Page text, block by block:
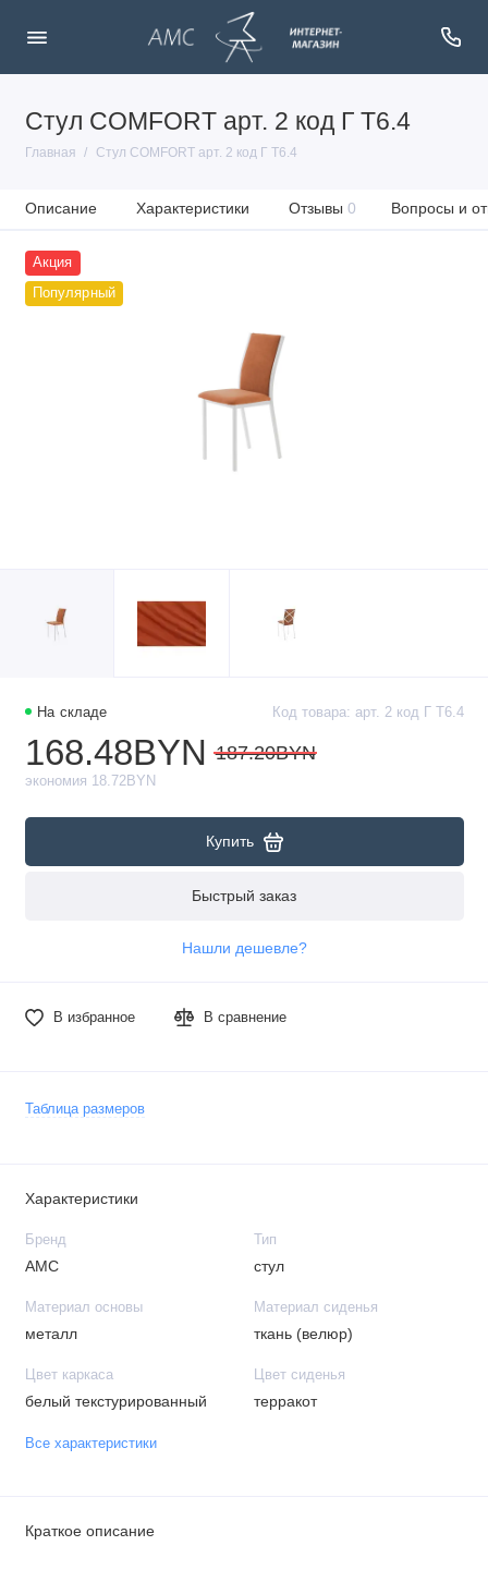
Стул COMFORT арт. 2 код Г Т6.4
Главная Стул COMFORT арт. 2 код Г Т6.4
Описание Характеристики Отзывы 0 Вопросы и
Акция
Популярный
На складе Код товара: арт. 2 код Г Т6.4
168.48BYN 187.20BYN
экономия 18.72BYN
Купить
Быстрый заказ
Нашли дешевле?
В избранное В сравнение
Таблица размеров
Характеристики
Бренд
АМС
Тип
стул
Материал основы
металл
Материал сиденья
ткань (велюр)
Цвет каркаса
белый текстурированный
Цвет сиденья
терракот
Все характеристики
Краткое описание